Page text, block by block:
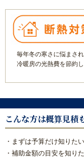
施工エリアから探す｜
浴室乾燥機の交換・後付
ビルトイン食洗機交換リ
ガス給湯器
エコジョーズ
毎年冬の寒さに悩まさ
冷暖房の光熱費を節約
こんな方は概算見積
・まずは予算だけ知りたい
・補助金額の目安を知り